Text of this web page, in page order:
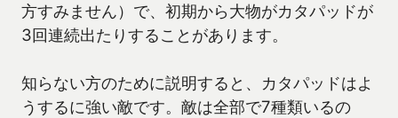
方すみません）で、初期から大物がカタパッドが
3回連続出たりすることがあります。
知らない方のために説明すると、カタパッドはよ
うするに強い敵です。敵は全部で7種類いるの